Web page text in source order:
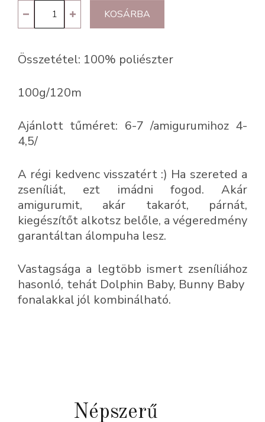
Kartopu
Yumurcak
mennyiség
KOSÁRBA
Összetétel: 100% poliészter
100g/120m
Ajánlott tűméret: 6-7 /amigurumihoz 4-
4,5/
A régi kedvenc visszatért :) Ha szereted a
zseníliát, ezt imádni fogod. Akár
amigurumit, akár takarót, párnát,
kiegészítőt alkotsz belőle, a végeredmény
garantáltan álompuha lesz.
Vastagsága a legtöbb ismert zseníliához
hasonló, tehát Dolphin Baby, Bunny Baby
fonalakkal jól kombinálható.
Népszerű